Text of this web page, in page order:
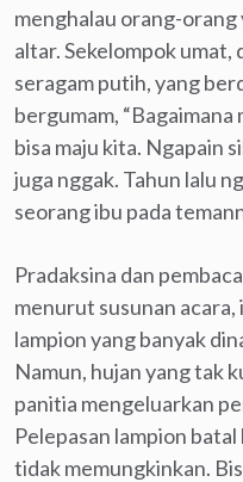
menghalau orang-
altar. Sekelompok umat,
seragam putih, yang
bergumam,
bisa maju kita. Ngapain
juga nggak. Tahun lalu
seorang ibu pada
Pradaksina dan
menurut susunan
lampion yang banyak
Namun, hujan yang tak
panitia mengeluarkan
Pelepasan lampion
tidak memungkinkan.